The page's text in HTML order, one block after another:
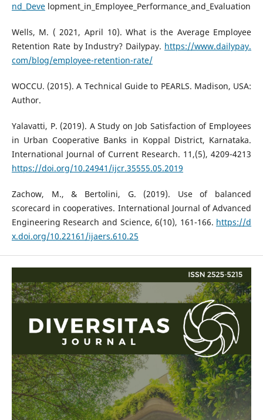
nd_Development_in_Employee_Performance_and_Evaluation
Wells, M. ( 2021, April 10). What is the Average Employee
Retention Rate by Industry? Dailypay. https://www.dailypay.
com/blog/employee-retention-rate/
WOCCU. (2015). A Technical Guide to PEARLS. Madison, USA:
Author.
Yalavatti, P. (2019). A Study on Job Satisfaction of Employees
in Urban Cooperative Banks in Koppal District, Karnataka.
International Journal of Current Research. 11,(5), 4209-4213
https://doi.org/10.24941/ijcr.35555.05.2019
Zachow, M., & Bertolini, G. (2019). Use of balanced
scorecard in cooperatives. International Journal of Advanced
Engineering Research and Science, 6(10), 161-166. https://d
x.doi.org/10.22161/ijaers.610.25